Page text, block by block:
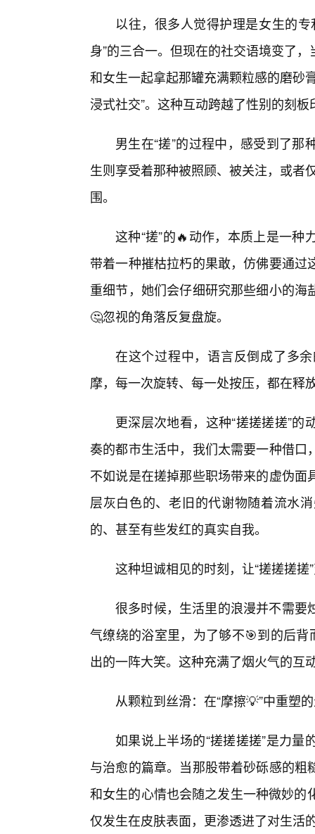
以往，很多人觉得护理是女生的
身”的三合一。但现在的社交语境变了
和女生一起拿起那罐充满颗粒感的磨砂
浸式社交”。这种互动跨越了性别的刻
男生在“搓”的过程中，感受到了
生则享受着那种被照顾、被关注，或者
围。
这种“搓”的🔥动作，本质上是一
带着一种摧枯拉朽的果敢，仿佛要通
重细节，她们会仔细研究那些细小的
🤔忽视的角落反复盘旋。
在这个过程中，语言反倒成了多
摩，每一次旋转、每一处按压，都在释
更深层次地看，这种“搓搓搓搓”
奏的都市生活中，我们太需要一种借
不如说是在搓掉那些职场带来的虚伪
层灰白色的、老旧的代谢物随着流水
的、甚至有些发红的真实自我。
这种坦诚相见的时刻，让“搓搓搓
很多时候，生活里的浪漫并不需要
气缭绕的浴室里，为了够不🎯到的后
出的一阵大笑。这种充满了烟火气的互
从颗粒到丝滑：在“摩擦💡”中重塑
如果说上半场的“搓搓搓搓”是力
与治愈的篇章。当那股带着砂砾感的
和女生的心情也会随之发生一种微妙的
仅发生在皮肤表面，更渗透进了对生活